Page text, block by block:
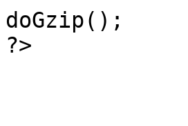
doGzip();
?>